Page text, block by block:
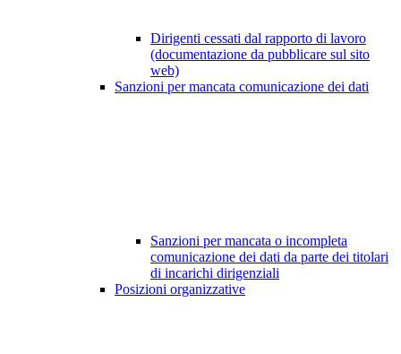
Dirigenti cessati dal rapporto di lavoro
(documentazione da pubblicare sul sito
web)
Sanzioni per mancata comunicazione dei dati
Sanzioni per mancata o incompleta
comunicazione dei dati da parte dei titolari
di incarichi dirigenziali
Posizioni organizzative